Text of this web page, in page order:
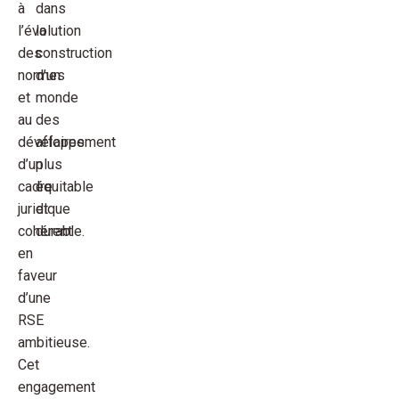
à
l’évolution
des
normes
et
au
développement
d’un
cadre
juridique
cohérent
en
faveur
d’une
RSE
ambitieuse.
Cet
engagement
dans
la
construction
d’un
monde
des
affaires
plus
équitable
et
durable.